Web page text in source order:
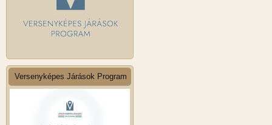
Versenyképes Járások Program